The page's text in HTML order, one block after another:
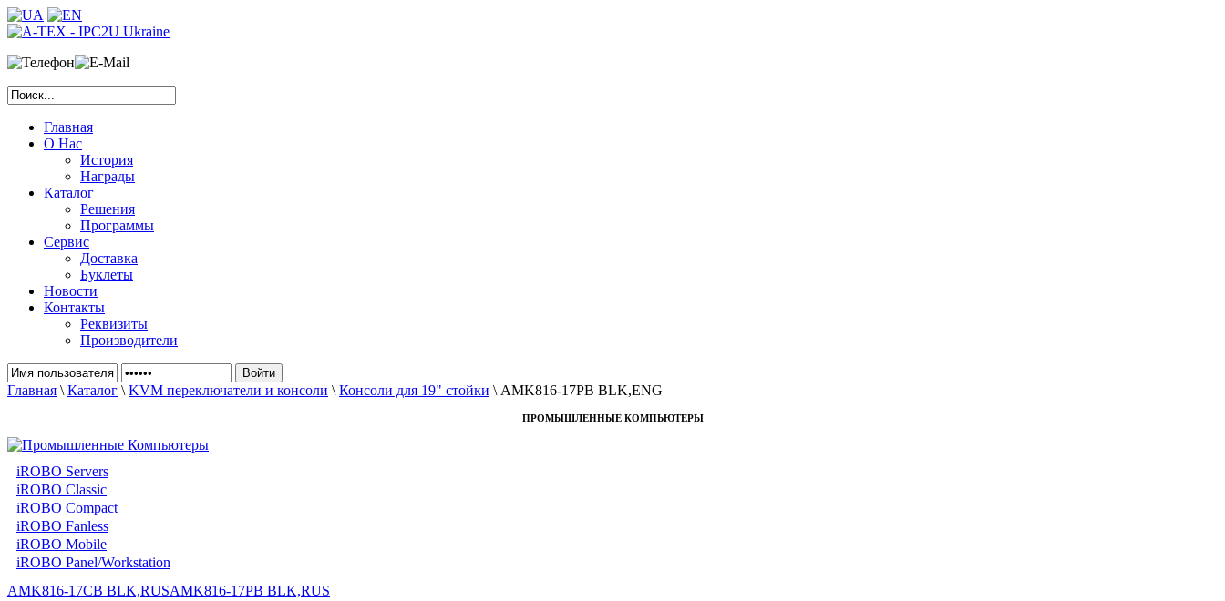
Главная
О Нас
История
Награды
Каталог
Решения
Программы
Сервис
Доставка
Буклеты
Новости
Контакты
Реквизиты
Производители
Главная \ Каталог \ KVM переключатели и консоли \ Консоли для 19" стойки \ AMK816-17PB BLK,ENG
ПРОМЫШЛЕННЫЕ КОМПЬЮТЕРЫ
iROBO Servers
iROBO Classic
iROBO Compact
iROBO Fanless
iROBO Mobile
iROBO Panel/Workstation
AMK816-17CB BLK,RUSAMK816-17PB BLK,RUS